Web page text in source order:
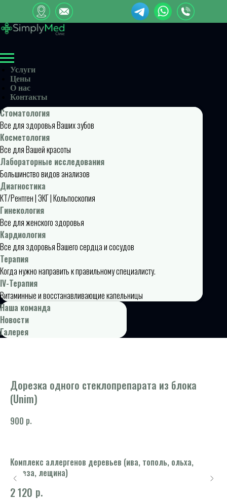
Услуги
Цены
О нас
Контакты
Стоматология
Все для здоровья Ваших зубов
Косметология
Все для Вашей красоты
Лабораторные исследования
Большинство видов анализов
Диагностика
КТ/Рентген | ЭКГ | Кольпоскопия
Гинекология
Все для женского здоровья
Кардиология
Все для здоровья Вашего сердца и сосудов
Терапия
Когда нужно направить к правильному специалисту.
IV-Терапия
Витаминные и восстанавливающие капельницы
Наша команда
Новости
Галерея
Дорезка одного стеклопрепарата из блока
(Unim)
900 р.
Комплекс аллергенов деревьев (ива, тополь, ольха,
береза, лещина)
2 120 р.